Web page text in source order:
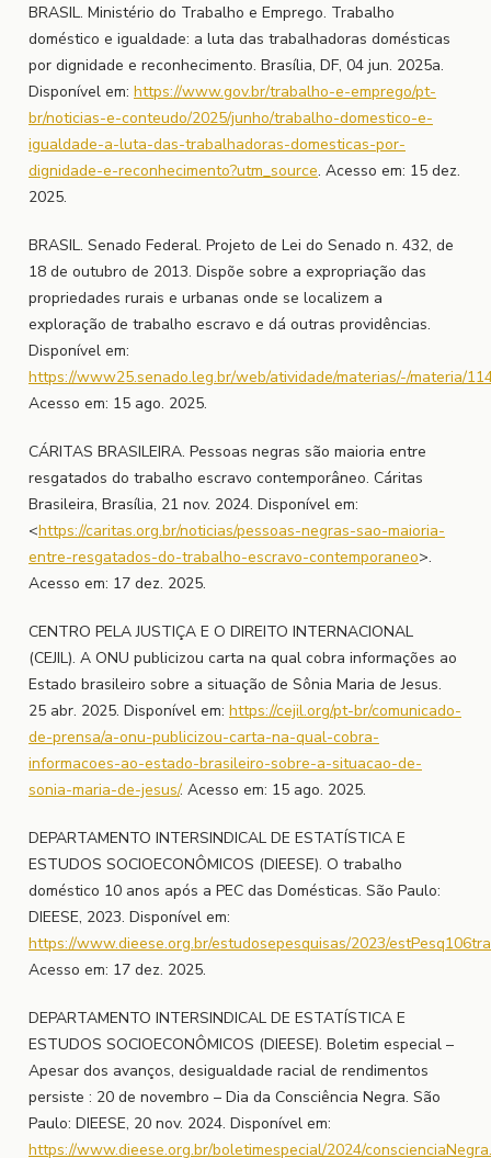
BRASIL. Ministério do Trabalho e Emprego. Trabalho
doméstico e igualdade: a luta das trabalhadoras domésticas
por dignidade e reconhecimento. Brasília, DF, 04 jun. 2025a.
Disponível em: https://www.gov.br/trabalho-e-emprego/pt-
br/noticias-e-conteudo/2025/junho/trabalho-domestico-e-
igualdade-a-luta-das-trabalhadoras-domesticas-por-
dignidade-e-reconhecimento?utm_source. Acesso em: 15 dez.
2025.
BRASIL. Senado Federal. Projeto de Lei do Senado n. 432, de
18 de outubro de 2013. Dispõe sobre a expropriação das
propriedades rurais e urbanas onde se localizem a
exploração de trabalho escravo e dá outras providências.
Disponível em:
https://www25.senado.leg.br/web/atividade/materias/-/materia/
Acesso em: 15 ago. 2025.
CÁRITAS BRASILEIRA. Pessoas negras são maioria entre
resgatados do trabalho escravo contemporâneo. Cáritas
Brasileira, Brasília, 21 nov. 2024. Disponível em:
<https://caritas.org.br/noticias/pessoas-negras-sao-maioria-
entre-resgatados-do-trabalho-escravo-contemporaneo>.
Acesso em: 17 dez. 2025.
CENTRO PELA JUSTIÇA E O DIREITO INTERNACIONAL
(CEJIL). A ONU publicizou carta na qual cobra informações ao
Estado brasileiro sobre a situação de Sônia Maria de Jesus.
25 abr. 2025. Disponível em: https://cejil.org/pt-br/comunicado-
de-prensa/a-onu-publicizou-carta-na-qual-cobra-
informacoes-ao-estado-brasileiro-sobre-a-situacao-de-
sonia-maria-de-jesus/. Acesso em: 15 ago. 2025.
DEPARTAMENTO INTERSINDICAL DE ESTATÍSTICA E
ESTUDOS SOCIOECONÔMICOS (DIEESE). O trabalho
doméstico 10 anos após a PEC das Domésticas. São Paulo:
DIEESE, 2023. Disponível em:
https://www.dieese.org.br/estudosepesquisas/2023/
Acesso em: 17 dez. 2025.
DEPARTAMENTO INTERSINDICAL DE ESTATÍSTICA E
ESTUDOS SOCIOECONÔMICOS (DIEESE). Boletim especial –
Apesar dos avanços, desigualdade racial de rendimentos
persiste : 20 de novembro – Dia da Consciência Negra. São
Paulo: DIEESE, 20 nov. 2024. Disponível em:
https://www.dieese.org.br/boletimespecial/2024/